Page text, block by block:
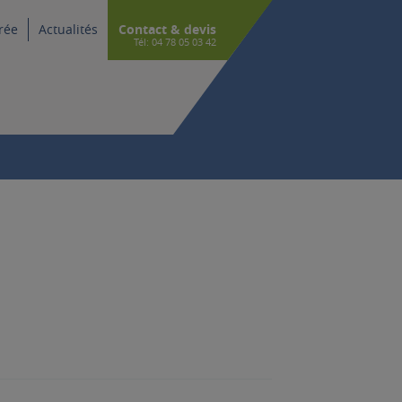
Actualités Contact & devis
Tél: 04 78 05 03 42